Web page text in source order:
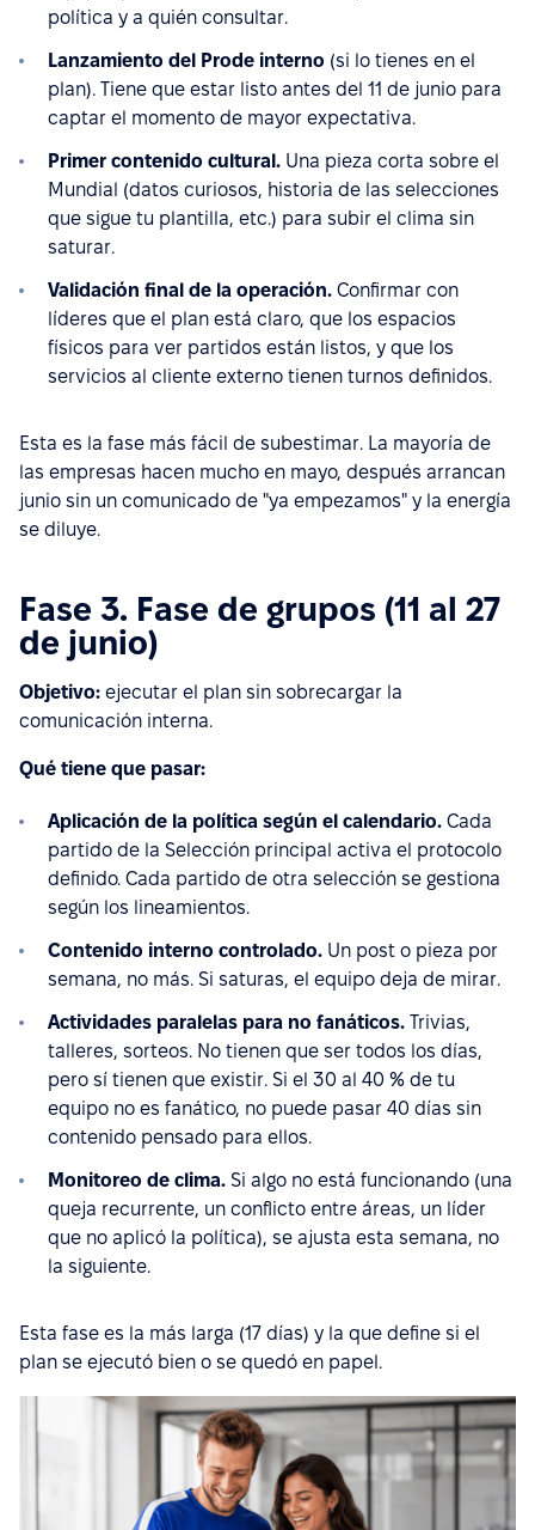
política y a quién consultar.
Lanzamiento del Prode interno (si lo tienes en el
plan). Tiene que estar listo antes del 11 de junio para
captar el momento de mayor expectativa.
Primer contenido cultural. Una pieza corta sobre el
Mundial (datos curiosos, historia de las selecciones
que sigue tu plantilla, etc.) para subir el clima sin
saturar.
Validación final de la operación. Confirmar con
líderes que el plan está claro, que los espacios
físicos para ver partidos están listos, y que los
servicios al cliente externo tienen turnos definidos.
Esta es la fase más fácil de subestimar. La mayoría de
las empresas hacen mucho en mayo, después arrancan
junio sin un comunicado de "ya empezamos" y la energía
se diluye.
Fase 3. Fase de grupos (11 al 27
de junio)
Objetivo: ejecutar el plan sin sobrecargar la
comunicación interna.
Qué tiene que pasar:
Aplicación de la política según el calendario. Cada
partido de la Selección principal activa el protocolo
definido. Cada partido de otra selección se gestiona
según los lineamientos.
Contenido interno controlado. Un post o pieza por
semana, no más. Si saturas, el equipo deja de mirar.
Actividades paralelas para no fanáticos. Trivias,
talleres, sorteos. No tienen que ser todos los días,
pero sí tienen que existir. Si el 30 al 40 % de tu
equipo no es fanático, no puede pasar 40 días sin
contenido pensado para ellos.
Monitoreo de clima. Si algo no está funcionando (una
queja recurrente, un conflicto entre áreas, un líder
que no aplicó la política), se ajusta esta semana, no
la siguiente.
Esta fase es la más larga (17 días) y la que define si el
plan se ejecutó bien o se quedó en papel.